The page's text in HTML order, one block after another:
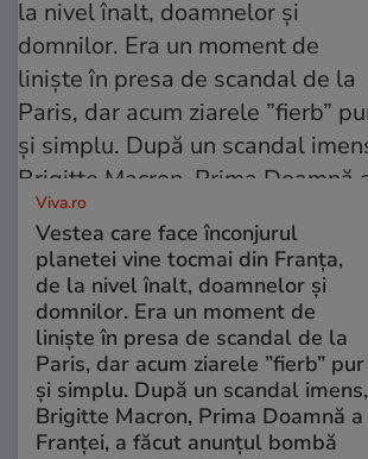
Viva.ro
Vestea care face înconjurul
planetei vine tocmai din Franța,
de la nivel înalt, doamnelor și
domnilor. Era un moment de
liniște în presa de scandal de la
Paris, dar acum ziarele ”fierb” pur
și simplu. După un scandal imens,
Brigitte Macron, Prima Doamnă a
Franței, a făcut anunțul bombă